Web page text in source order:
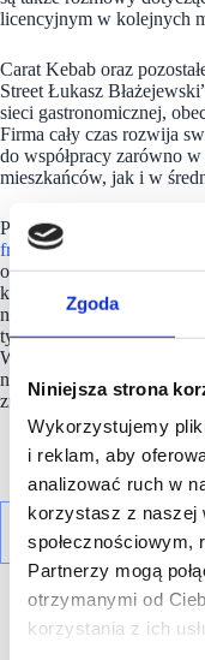
Zgoda
Niniejsza strona
Wykorzystujemy
i reklam, aby
analizować ruch w
korzystasz z naszej
społecznościowym,
Partnerzy mogą
otrzymanymi od
korzystania z ich
licencyjnym w kolejnych
Carat Kebab oraz
Street Łukasz
sieci gastronomicznej,
Firma cały czas rozwija
do współpracy zarówno
mieszkańców, jak i w
Przedsiębiorcy
franczyzowym
mogą
operacyjne,
konceptu food truck
netto, natomiast lokal
tys. zł netto, w zależności
W tej kwocie ujęty jest już
np. leasingiem od wpłaty
zmniejsza początkowe